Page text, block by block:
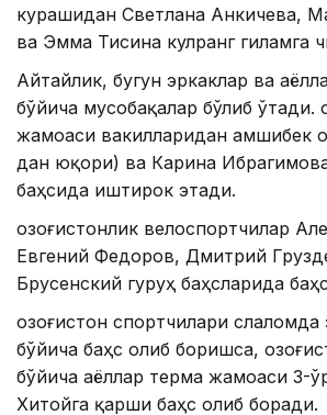
курашидан Светлана Анкичева,
ва Эмма Тисина кулранг гиламга
Айтайлик, бугун эркаклар ва
бўйича мусобақалар бўлиб ўтади.
жамоаси вакилларидан Қамшибек
дан юқори) ва Карина
баҳсида иштирок этади.
Қозоғистонлик велоспортчилар
Евгений Федоров, Дмитрий
Брусенский гуруҳ баҳсларида
Қозоғистон спортчилари
бўйича баҳс олиб боришса,
бўйича аёллар терма жамоаси 3-
Хитойга қарши баҳс олиб боради.